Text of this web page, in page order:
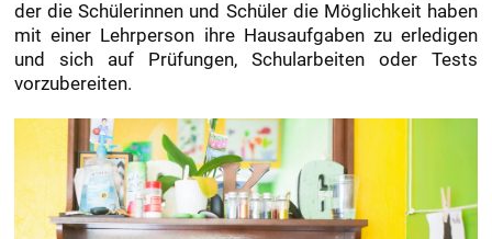
der die Schülerinnen und Schüler die Möglichkeit haben
mit einer Lehrperson ihre Hausaufgaben zu erledigen
und sich auf Prüfungen, Schularbeiten oder Tests
vorzubereiten.